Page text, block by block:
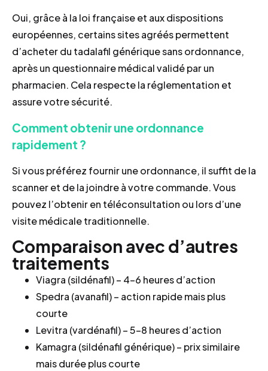
Oui, grâce à la loi française et aux dispositions
européennes, certains sites agréés permettent
d’acheter du tadalafil générique sans ordonnance,
après un questionnaire médical validé par un
pharmacien. Cela respecte la réglementation et
assure votre sécurité.
Comment obtenir une ordonnance
rapidement ?
Si vous préférez fournir une ordonnance, il suffit de la
scanner et de la joindre à votre commande. Vous
pouvez l’obtenir en téléconsultation ou lors d’une
visite médicale traditionnelle.
Comparaison avec d’autres
traitements
Viagra (sildénafil) – 4–6 heures d’action
Spedra (avanafil) – action rapide mais plus
courte
Levitra (vardénafil) – 5–8 heures d’action
Kamagra (sildénafil générique) – prix similaire
mais durée plus courte